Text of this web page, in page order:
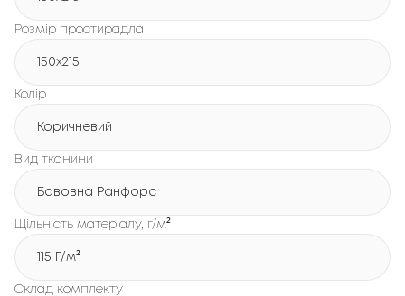
Розмір простирадла
150х215
Колір
Коричневий
Вид тканини
Бавовна Ранфорс
Щільність матеріалу, г/м²
115 Г/м²
Склад комплекту